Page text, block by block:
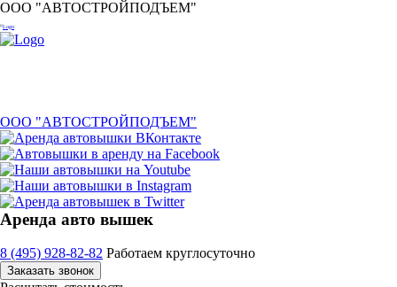
ООО "АВТОСТРОЙПОДЪЕМ"
ООО "АВТОСТРОЙПОДЪЕМ"
Аренда авто вышек
8 (495) 928-82-82 Работаем круглосуточно
Заказать звонок